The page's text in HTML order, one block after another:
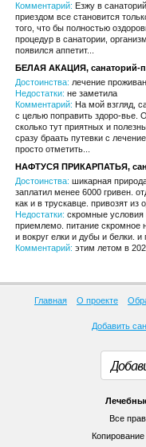
Комментарий: Езжу в
приездом все становится
того, что бы полностью
процедур в санатории,
появился аппетит...
БЕЛАЯ АКАЦИЯ, санаторий-
Достоинства: лечение
Недостатки: не заметила
Комментарий: На мой взгляд,
с целью поправить здоро-вье.
сколько тут приятных и
сразу браать путевки с
просто отметить...
НАФТУСЯ ПРИКАРПАТЬЯ,
Достоинства: шикарная
заплатил менее 6000 гривен.
как и в трускавце. привозят из
Недостатки: скромные условия
приемлемо. питание скромное
и вокруг елки и дубы и белки. и
Комментарий: этим летом в
Главная О проекте
Добавить
Все